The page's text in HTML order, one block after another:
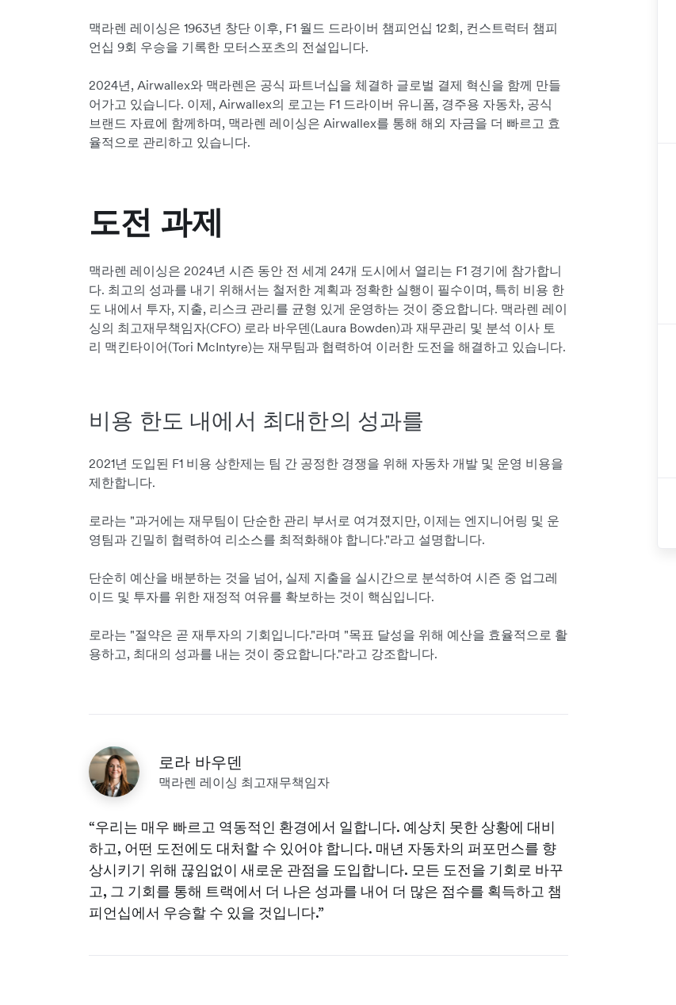
맥라렌 레이싱은 1963년 창단 이후, F1 월드 드라이버 챔피언십 12회, 컨스트럭터 챔피
언십 9회 우승을 기록한 모터스포츠의 전설입니다.
2024년, Airwallex와 맥라렌은 공식 파트너십을 체결하 글로벌 결제 혁신을 함께 만들
어가고 있습니다. 이제, Airwallex의 로고는 F1 드라이버 유니폼, 경주용 자동차, 공식
브랜드 자료에 함께하며, 맥라렌 레이싱은 Airwallex를 통해 해외 자금을 더 빠르고 효
율적으로 관리하고 있습니다.
도전 과제
맥라렌 레이싱은 2024년 시즌 동안 전 세계 24개 도시에서 열리는 F1 경기에 참가합니
다. 최고의 성과를 내기 위해서는 철저한 계획과 정확한 실행이 필수이며, 특히 비용 한
도 내에서 투자, 지출, 리스크 관리를 균형 있게 운영하는 것이 중요합니다. 맥라렌 레이
싱의 최고재무책임자(CFO) 로라 바우덴(Laura Bowden)과 재무관리 및 분석 이사 토
리 맥킨타이어(Tori McIntyre)는 재무팀과 협력하여 이러한 도전을 해결하고 있습니다.
비용 한도 내에서 최대한의 성과를
2021년 도입된 F1 비용 상한제는 팀 간 공정한 경쟁을 위해 자동차 개발 및 운영 비용을
제한합니다.
로라는 "과거에는 재무팀이 단순한 관리 부서로 여겨졌지만, 이제는 엔지니어링 및 운
영팀과 긴밀히 협력하여 리소스를 최적화해야 합니다."라고 설명합니다.
단순히 예산을 배분하는 것을 넘어, 실제 지출을 실시간으로 분석하여 시즌 중 업그레
이드 및 투자를 위한 재정적 여유를 확보하는 것이 핵심입니다.
로라는 "절약은 곧 재투자의 기회입니다."라며 "목표 달성을 위해 예산을 효율적으로 활
용하고, 최대의 성과를 내는 것이 중요합니다."라고 강조합니다.
로라 바우덴
맥라렌 레이싱 최고재무책임자
“우리는 매우 빠르고 역동적인 환경에서 일합니다. 예상치 못한 상황에 대비
하고, 어떤 도전에도 대처할 수 있어야 합니다. 매년 자동차의 퍼포먼스를 향
상시키기 위해 끊임없이 새로운 관점을 도입합니다. 모든 도전을 기회로 바꾸
고, 그 기회를 통해 트랙에서 더 나은 성과를 내어 더 많은 점수를 획득하고 챔
피언십에서 우승할 수 있을 것입니다.”